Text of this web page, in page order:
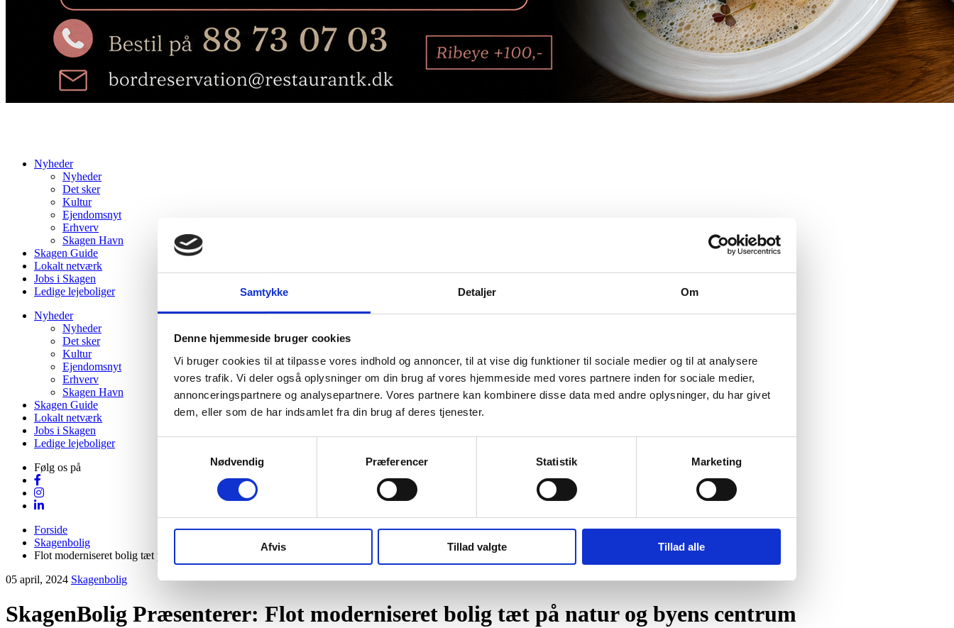
Samtykke Detaljer Om
Denne hjemmeside bruger cookies
Vi bruger cookies til at tilpasse vores indhold og annoncer, til at vise dig funktioner til sociale medier og til at analysere
vores trafik. Vi deler også oplysninger om din brug af vores hjemmeside med vores partnere inden for sociale medier,
annonceringspartnere og analysepartnere. Vores partnere kan kombinere disse data med andre oplysninger, du har givet
dem, eller som de har indsamlet fra din brug af deres tjenester.
Nødvendig
Præferencer Statistik Marketing
Afvis Tillad valgte Tillad alle
Nyheder
Nyheder
Det sker
Kultur
Ejendomsnyt
Erhverv
Skagen Havn
Skagen Guide
Lokalt netværk
Jobs i Skagen
Ledige lejeboliger
Nyheder
Nyheder
Det sker
Kultur
Ejendomsnyt
Erhverv
Skagen Havn
Skagen Guide
Lokalt netværk
Jobs i Skagen
Ledige lejeboliger
Følg os på
Forside
Skagenbolig
Flot moderniseret bolig tæt på natur og byens centrum
05 april, 2024 Skagenbolig
SkagenBolig Præsenterer: Flot moderniseret bolig tæt på natur og byens centrum